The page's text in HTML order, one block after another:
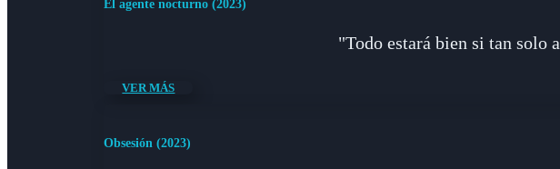
El agente nocturno (2023)
"Todo estará bien si tan solo
VER MÁS
Obsesión (2023)